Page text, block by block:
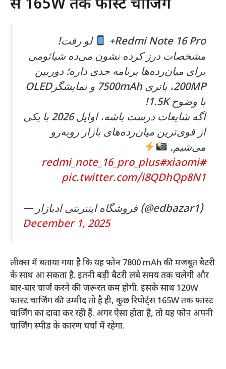
से 165W तक फास्ट चार्जिंग
Redmi Note 16 Pro+
لو رفت!
مشخصات درز کرده نشون می‌ده شیائومی
برای میان‌رده‌ها برنامه جدی داره؛ دوربین
200MP، باتری 7500mAh و نمایشگرOLED
با وضوح 1.5K!
اگه شایعات درست باشه، اوایل 2026 با یکی
از قوی‌ترین میان‌رده‌های بازار روبه‌رو
می‌شیم.
#redmi_note_16_pro_plus
#xiaomi
pic.twitter.com/i8QDhQp8N1
— فروشگاه اینترنتی ادبازار (@edbazar1)
December 1, 2025
लीक्स में बताया गया है कि यह फोन 7800 mAh की मजबूत बैटरी
के साथ आ सकता है. इतनी बड़ी बैटरी लंबे समय तक चलेगी और
बार-बार चार्ज करने की जरूरत कम होगी. इसके साथ 120W
फास्ट चार्जिंग की उम्मीद तो है ही, कुछ रिपोर्ट्स 165W तक फास्ट
चार्जिंग का दावा कर रही हैं. अगर ऐसा होता है, तो यह फोन अपनी
चार्जिंग स्पीड के कारण चर्चा में रहेगा.